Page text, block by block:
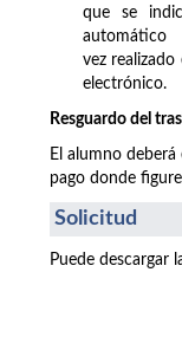
que se
vez
electrónico.
Resguardo del
El alumno
pago donde
Solicitud
Puede descargar